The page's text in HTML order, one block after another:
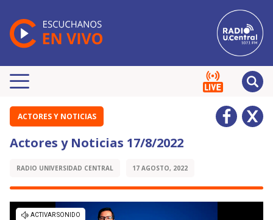
ACTORES Y NOTICIAS
Actores y Noticias 17/8/2022
RADIO UNIVERSIDAD CENTRAL 17 AGOSTO, 2022